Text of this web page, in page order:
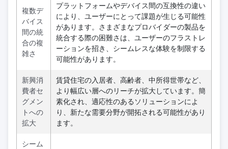
複数デ
バイス
間の統
合の複
雑さ
プラットフォームやデバイス間の互換性の違い
により、ユーザーにとって課題が生じる可能性
があります。さまざまなプロバイダーの製品を
統合する際の困難さは、ユーザーのフラストレ
ーションを招き、シームレスな体験を制限する
可能性があります。
新興消
費者セ
グメン
トへの
拡大
賃貸住宅の入居者、高齢者、中所得世帯など、
より幅広い層へのリーチが拡大しています。簡
素化され、適応性のあるソリューションによ
り、新たな需要分野が開拓される可能性があり
ます。
シーム